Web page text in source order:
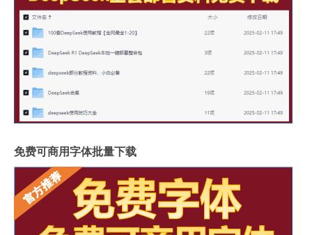
免费可商用字体批量下载